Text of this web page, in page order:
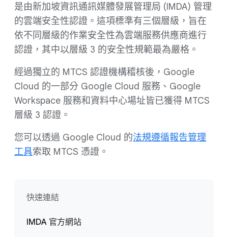
是由新加坡資訊通訊媒體發展管理局 (IMDA) 管理
的雲端安全性認證。這項標準有三個層級，旨在
依不同層級的作業安全性為雲端服務供應商進行
認證，其中以層級 3 的安全性規範最為嚴格。
經過獨立的 MTCS 認證機構稽核後，Google
Cloud 的一部分 Google Cloud 服務、Google
Workspace 服務和資料中心場址皆已獲得 MTCS
層級 3 認證。
您可以透過 Google Cloud 的法規遵循報告管理
工具索取 MTCS 憑證。
快速連結
IMDA 官方網站